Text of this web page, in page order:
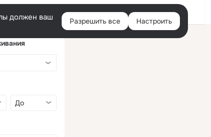
Войти
должен ваш
Разрешить все Настроить